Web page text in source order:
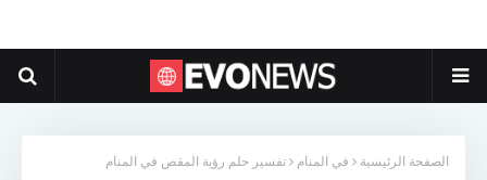
الصفحة الرئيسية في المنام تفسير حلم رؤية المقص في المنام